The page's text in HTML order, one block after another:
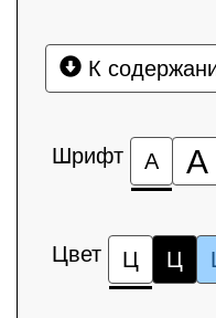
К
Шрифт А А
Цвет Ц Ц